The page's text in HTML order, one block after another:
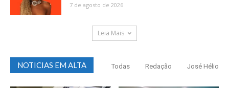
7 de agosto de 2026
Leia Mais
NOTICIAS EM ALTA Todas Redação José Hélio